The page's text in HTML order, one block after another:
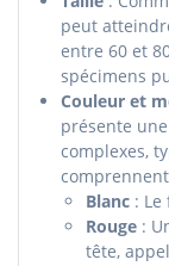
peut
entre 60 et
spécimens
Couleur et
présente
complexes,
Blanc :
Rouge :
tête,